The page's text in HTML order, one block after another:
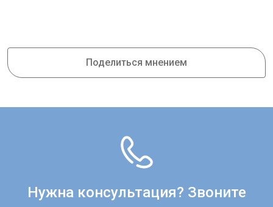
Поделиться мнением
Нужна консультация? Звоните